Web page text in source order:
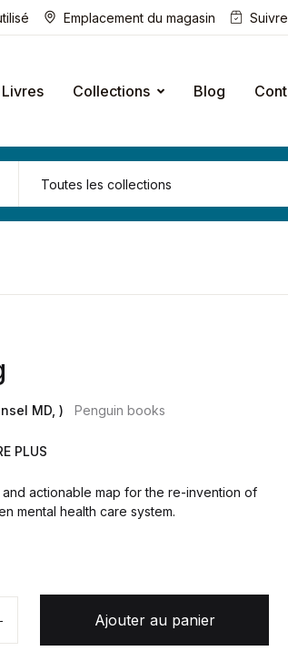
Emplacement du magasin
Livres Collections Blog
MD, ) Penguin books
PLUS
actionable map for the re-invention of
mental health care system.
Ajouter au panier